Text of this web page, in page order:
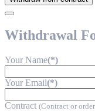
Withdrawal
Your Name(*)
Your Email(*)
Contract (Contract or